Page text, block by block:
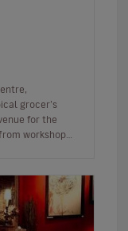
grocer’s
for the
workshops,